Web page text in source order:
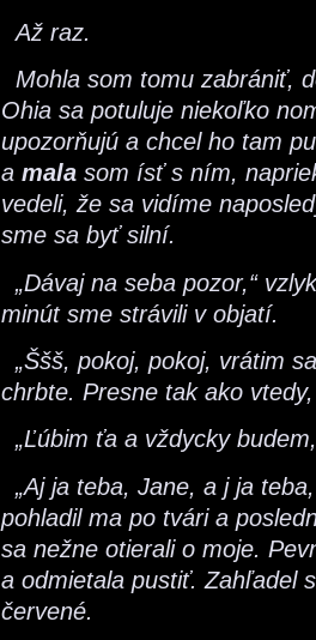
Až raz.
Mohla som tomu zabrániť,
Ohia sa potuluje niekoľko
upozorňujú a chcel ho tam
a mala som ísť s ním,
vedeli, že sa vidíme
sme sa byť silní.
„Dávaj na seba pozor,“
minút sme strávili v objatí.
„Ššš, pokoj, pokoj, vrátim
chrbte. Presne tak ako
„Ľúbim ťa a vždycky
„Aj ja teba, Jane, a j ja
pohladil ma po tvári a
sa nežne otierali o moje.
a odmietala pustiť. Zahľadel
červené.